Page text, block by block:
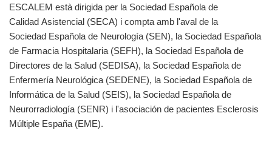
ESCALEM està dirigida per la Sociedad Española de
Calidad Asistencial (SECA) i compta amb l'aval de la
Sociedad Española de Neurología (SEN), la Sociedad Española
de Farmacia Hospitalaria (SEFH), la Sociedad Española de
Directores de la Salud (SEDISA), la Sociedad Española de
Enfermería Neurológica (SEDENE), la Sociedad Española de
Informática de la Salud (SEIS), la Sociedad Española de
Neurorradiología (SENR) i l'asociación de pacientes Esclerosis
Múltiple España (EME).